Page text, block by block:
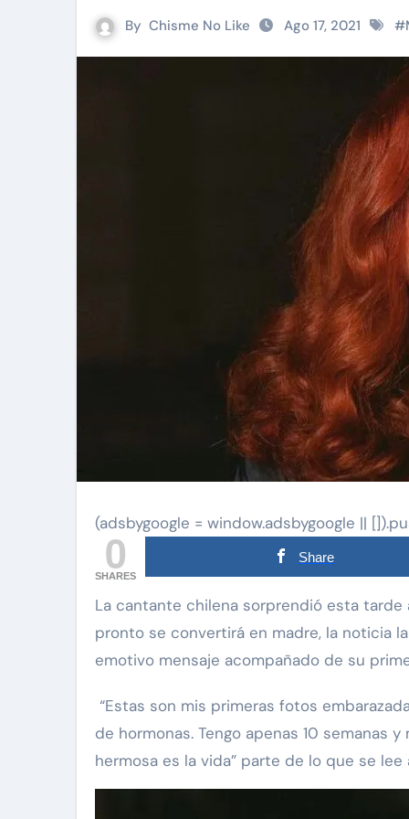
By Chisme No Like Ago 17, 2021 #
(adsbygoogle = window.adsbygoogle ||
0
SHARES
Share
La cantante chilena sorprendió esta tarde a sus seguidores con la buena nueva de que
pronto se convertirá en madre, la noticia
emotivo mensaje acompañado de su
“Estas son mis primeras fotos
de hormonas. Tengo apenas 10 semanas
hermosa es la vida” parte de lo que se